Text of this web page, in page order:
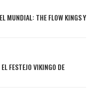
MUNDIAL: THE FLOW KINGS Y
FESTEJO VIKINGO DE